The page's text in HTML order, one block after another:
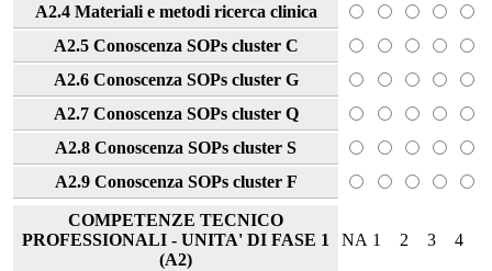
A2.4 Materiali e metodi ricerca clinica
A2.5 Conoscenza SOPs cluster C
A2.6 Conoscenza SOPs cluster G
A2.7 Conoscenza SOPs cluster Q
A2.8 Conoscenza SOPs cluster S
A2.9 Conoscenza SOPs cluster F
COMPETENZE TECNICO
PROFESSIONALI - UNITA' DI FASE 1
(A2)
NA 1 2 3 4